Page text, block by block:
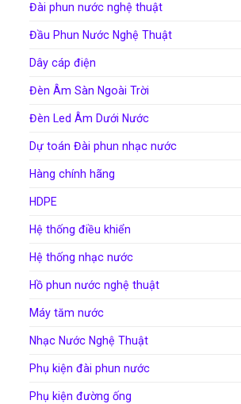
Đài phun nước nghệ thuật
Đầu Phun Nước Nghệ Thuật
Dây cáp điện
Đèn Âm Sàn Ngoài Trời
Đèn Led Âm Dưới Nước
Dự toán Đài phun nhạc nước
Hàng chính hãng
HDPE
Hệ thống điều khiển
Hệ thống nhạc nước
Hồ phun nước nghệ thuật
Máy tăm nước
Nhạc Nước Nghệ Thuật
Phụ kiện đài phun nước
Phụ kiện đường ống